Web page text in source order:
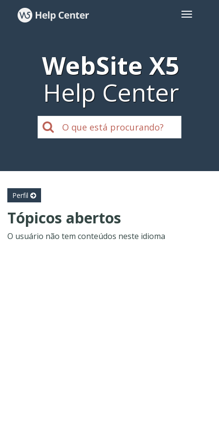
WebSite X5
Help Center
Perfil
Tópicos abertos
O usuário não tem conteúdos neste idioma